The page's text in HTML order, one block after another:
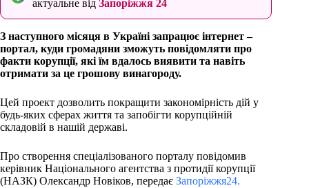
актуальне від Запоріжжя 24
З наступного місяця в Україні запрацює інтернет –
портал, куди громадяни зможуть повідомляти про
факти корупції, які їм вдалось виявити та навіть
отримати за це грошову винагороду.
Цей проект дозволить покращити закономірність дій у
будь-яких сферах життя та запобігти корупційній
складовій в нашій державі.
Про створення спеціалізованого порталу повідомив
керівник Національного агентства з протидії корупції
(НАЗК) Олександр Новіков, передає Запоріжжя24.